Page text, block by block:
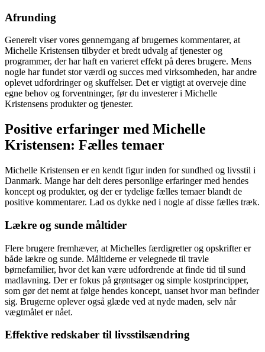
Afrunding
Generelt viser vores gennemgang af brugernes kommentarer, at
Michelle Kristensen tilbyder et bredt udvalg af tjenester og
programmer, der har haft en varieret effekt på deres brugere. Mens
nogle har fundet stor værdi og succes med virksomheden, har andre
oplevet udfordringer og skuffelser. Det er vigtigt at overveje dine
egne behov og forventninger, før du investerer i Michelle
Kristensens produkter og tjenester.
Positive erfaringer med Michelle
Kristensen: Fælles temaer
Michelle Kristensen er en kendt figur inden for sundhed og livsstil i
Danmark. Mange har delt deres personlige erfaringer med hendes
koncept og produkter, og der er tydelige fælles temaer blandt de
positive kommentarer. Lad os dykke ned i nogle af disse fælles træk.
Lækre og sunde måltider
Flere brugere fremhæver, at Michelles færdigretter og opskrifter er
både lækre og sunde. Måltiderne er velegnede til travle
børnefamilier, hvor det kan være udfordrende at finde tid til sund
madlavning. Der er fokus på grøntsager og simple kostprincipper,
som gør det nemt at følge hendes koncept, uanset hvor man befinder
sig. Brugerne oplever også glæde ved at nyde maden, selv når
vægtmålet er nået.
Effektive redskaber til livsstilsændring